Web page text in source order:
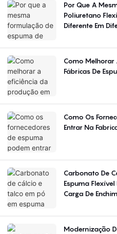
Por Que A
Poliuretano
Diferente Em
Como Melhorar
Fábricas De
Como Os
Entrar Na
Carbonato De
Espuma
Carga De
Modernização